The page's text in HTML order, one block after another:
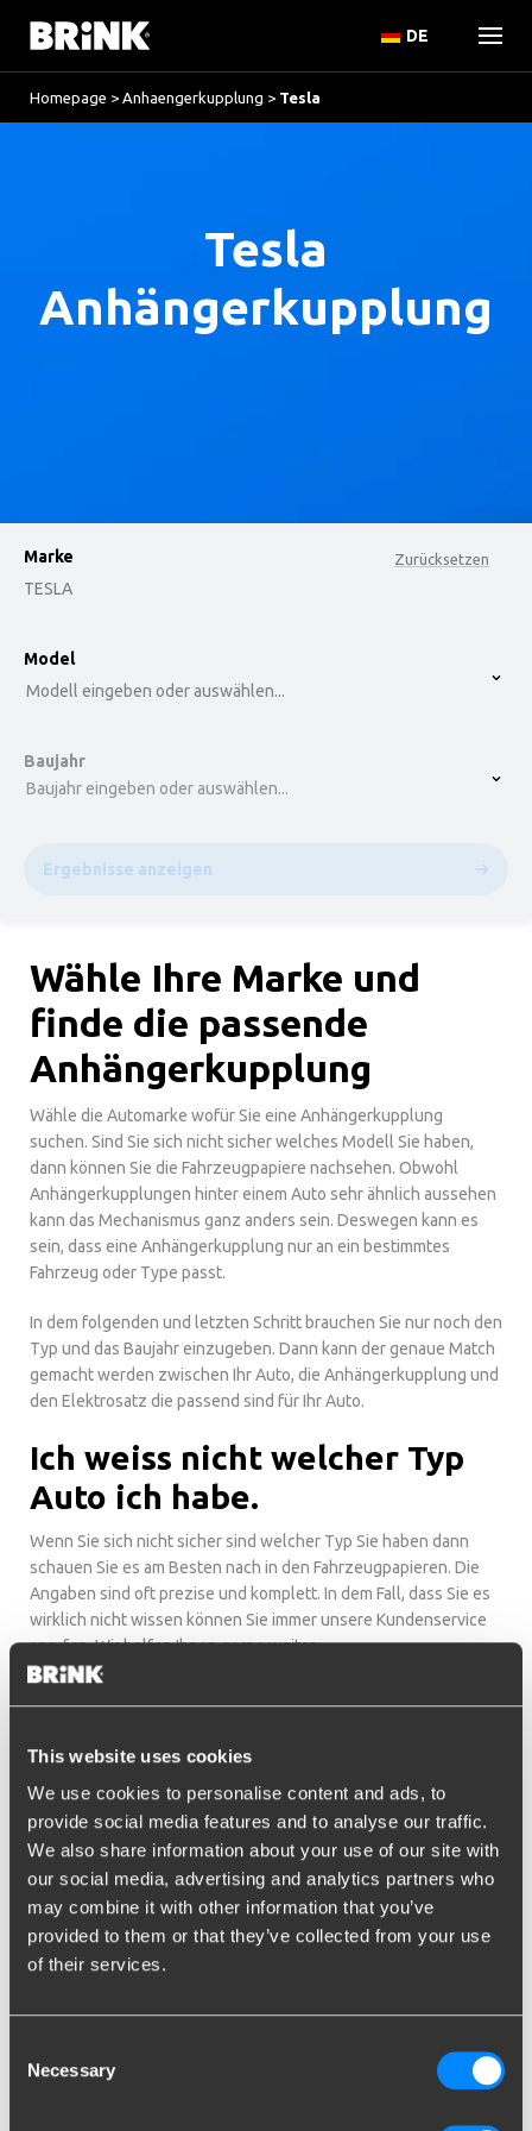
This website uses cookies
We use cookies to personalise content and ads, to
provide social media features and to analyse our traffic.
We also share information about your use of our site with
our social media, advertising and analytics partners who
may combine it with other information that you’ve
provided to them or that they’ve collected from your use
of their services.
Selection
Necessary
DE
Homepage > Anhaengerkupplung > Tesla
Tesla
Anhängerkupplung
Zurücksetzen
Marke
TESLA
option , selected.
Model
Modell eingeben oder auswählen...
Baujahr
Baujahr eingeben oder auswählen...
Ergebnisse anzeigen
Wähle Ihre Marke und
finde die passende
Anhängerkupplung
Wähle die Automarke wofür Sie eine Anhängerkupplung
suchen. Sind Sie sich nicht sicher welches Modell Sie haben,
dann können Sie die Fahrzeugpapiere nachsehen. Obwohl
Anhängerkupplungen hinter einem Auto sehr ähnlich aussehen
kann das Mechanismus ganz anders sein. Deswegen kann es
sein, dass eine Anhängerkupplung nur an ein bestimmtes
Fahrzeug oder Type passt.
In dem folgenden und letzten Schritt brauchen Sie nur noch den
Typ und das Baujahr einzugeben. Dann kann der genaue Match
gemacht werden zwischen Ihr Auto, die Anhängerkupplung und
den Elektrosatz die passend sind für Ihr Auto.
Ich weiss nicht welcher Typ
Auto ich habe.
Wenn Sie sich nicht sicher sind welcher Typ Sie haben dann
schauen Sie es am Besten nach in den Fahrzeugpapieren. Die
Angaben sind oft prezise und komplett. In dem Fall, dass Sie es
wirklich nicht wissen können Sie immer unsere Kundenservice
anrufen. Wir helfen Ihnen gerne weiter.
Welk Tesla Model heeft u?
Als u er niet zeker van bent welke type Tesla heeft, kunt u uw
kentekenpapieren raadplegen. Deze gegevens zijn accuraat en
volledig. Het is ook mogelijk om op kenteken te zoeken! Mocht u
er niet uitkomen, kunt u altijd contact opnemen met onze
klantenservice. Wij helpen u graag verder.
Kosten Tesla trekhaak
(fietsendragerhaak)
plaatsen
Aangezien de kosten voor een Tesla trekhaak voertuig